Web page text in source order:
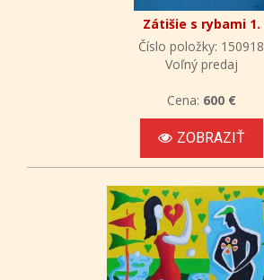
Zátišie s rybami 1.
Číslo položky: 150918
Voľný predaj
Cena: 600 €
ZOBRAZIŤ